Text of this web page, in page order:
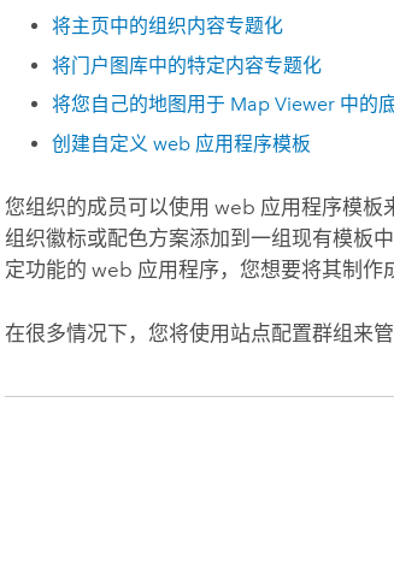
将主页中的组织内容专题化
将门户图库中的特定内容专题化
将您自己的地图用于 Map Viewer中的
创建自定义 web 应用程序模板
您组织的成员可以使用 web 应用程序模
组织徽标或配色方案添加到一组现有模板
定功能的 web 应用程序，您想要将其制
在很多情况下，您将使用站点配置群组来